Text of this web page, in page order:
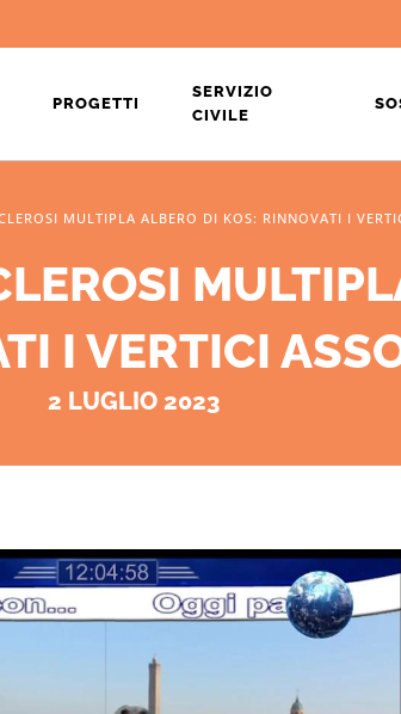
PROGETTI
SERVIZIO
CIVILE
MULTIPLA ALBERO DI KOS: RINNOVATI I
I VERTICI
2 LUGLIO 2023